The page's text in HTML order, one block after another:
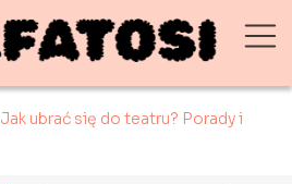
Jak ubrać się do teatru? Porady i